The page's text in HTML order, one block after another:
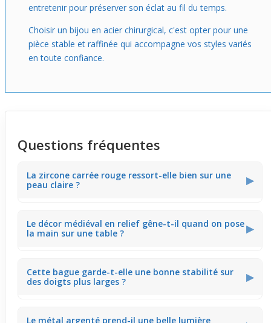
entretenir pour préserver son éclat au fil du temps.
Choisir un bijou en acier chirurgical, c'est opter pour une
pièce stable et raffinée qui accompagne vos styles variés
en toute confiance.
Questions fréquentes
La zircone carrée rouge ressort-elle bien sur une
peau claire ?
▶
chirurgical argenté, ce qui rend la pierre particulièrement
éclatante sur une peau claire, même sous une lumière
Le décor médiéval en relief gêne-t-il quand on pose
la main sur une table ?
▶
suffisamment travaillés pour ne pas gêner lorsqu'on
pose la main sur une surface plane comme un bureau en
Cette bague garde-t-elle une bonne stabilité sur
des doigts plus larges ?
▶
Le métal argenté prend-il une belle lumière